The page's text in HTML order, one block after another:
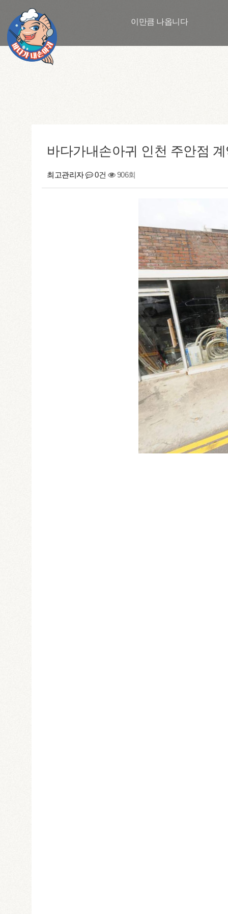
이만큼 나옵니다
바다가내손아귀 인천 주안점
최고관리자 0건 906회